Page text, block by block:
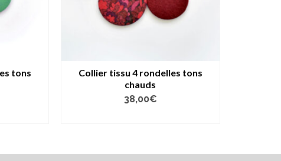
tons
Collier tissu 4 rondelles tons
chauds
38,00€